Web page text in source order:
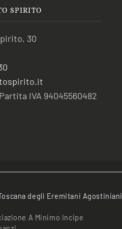
SPIRITO
30
IVA 94045560482
degli Eremitani Agostiniani
A Minimo Incipe